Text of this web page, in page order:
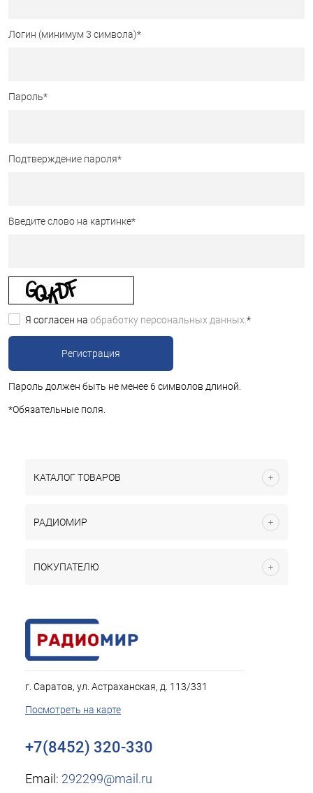
Логин (минимум 3 символа)*
Пароль*
Подтверждение пароля*
Введите слово на картинке*
Я согласен на обработку персональных данных. *
Пароль должен быть не менее 6 символов длиной.
*Обязательные поля.
КАТАЛОГ ТОВАРОВ
РАДИОМИР
ПОКУПАТЕЛЮ
г. Саратов, ул. Астраханская, д. 113/331
Посмотреть на карте
+7(8452) 320-330
Email: 292299@mail.ru